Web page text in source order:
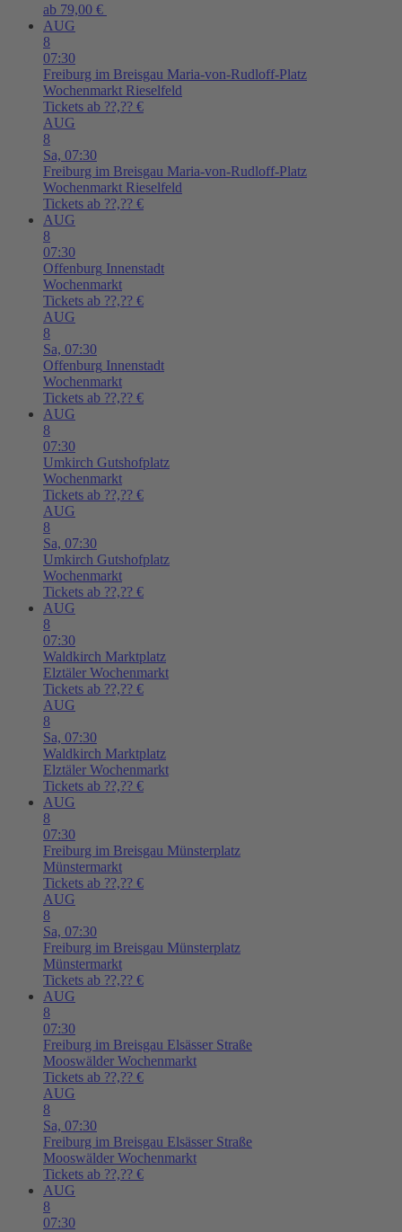
ab 79,00 €
AUG
8
07:30
Freiburg im Breisgau Maria-von-Rudloff-Platz
Wochenmarkt Rieselfeld
Tickets ab ??,?? €
AUG
8
Sa, 07:30
Freiburg im Breisgau Maria-von-Rudloff-Platz
Wochenmarkt Rieselfeld
Tickets ab ??,?? €
AUG
8
07:30
Offenburg Innenstadt
Wochenmarkt
Tickets ab ??,?? €
AUG
8
Sa, 07:30
Offenburg Innenstadt
Wochenmarkt
Tickets ab ??,?? €
AUG
8
07:30
Umkirch Gutshofplatz
Wochenmarkt
Tickets ab ??,?? €
AUG
8
Sa, 07:30
Umkirch Gutshofplatz
Wochenmarkt
Tickets ab ??,?? €
AUG
8
07:30
Waldkirch Marktplatz
Elztäler Wochenmarkt
Tickets ab ??,?? €
AUG
8
Sa, 07:30
Waldkirch Marktplatz
Elztäler Wochenmarkt
Tickets ab ??,?? €
AUG
8
07:30
Freiburg im Breisgau Münsterplatz
Münstermarkt
Tickets ab ??,?? €
AUG
8
Sa, 07:30
Freiburg im Breisgau Münsterplatz
Münstermarkt
Tickets ab ??,?? €
AUG
8
07:30
Freiburg im Breisgau Elsässer Straße
Mooswälder Wochenmarkt
Tickets ab ??,?? €
AUG
8
Sa, 07:30
Freiburg im Breisgau Elsässer Straße
Mooswälder Wochenmarkt
Tickets ab ??,?? €
AUG
8
07:30